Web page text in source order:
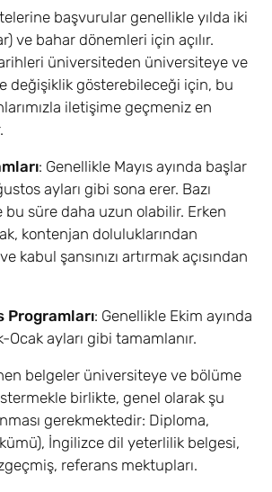
başvurular genellikle yılda iki
ve bahar dönemleri için açılır.
üniversiteden üniversiteye ve
değişiklik gösterebileceği için, bu
iletişime geçmeniz en
: Genellikle Mayıs ayında başlar
ayları gibi sona erer. Bazı
süre daha uzun olabilir. Erken
kontenjan doluluklarından
kabul şansınızı artırmak açısından
Programları: Genellikle Ekim ayında
Ocak ayları gibi tamamlanır.
belgeler üniversiteye ve bölüme
birlikte, genel olarak şu
gerekmektedir: Diploma,
İngilizce dil yeterlilik belgesi,
referans mektupları.